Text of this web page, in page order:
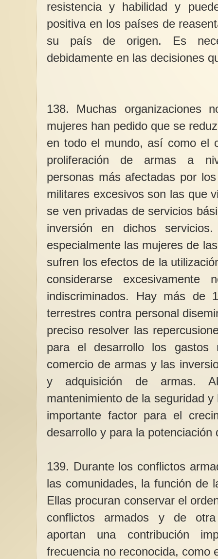
resistencia y habilidad y
positiva en los países de
su país de origen. Es
debidamente en las decisiones
138. Muchas organizaciones
mujeres han pedido que se
en todo el mundo, así como el
proliferación de armas a
personas más afectadas por
militares excesivos son las que
se ven privadas de servicios
inversión en dichos
especialmente las mujeres de
sufren los efectos de la
considerarse
indiscriminados. Hay más de
terrestres contra personal
preciso resolver las
para el desarrollo los gastos
comercio de armas y las
y adquisición de armas.
mantenimiento de la seguridad
importante factor para el
desarrollo y para la potenciación
139. Durante los conflictos
las comunidades, la función de
Ellas procuran conservar el
conflictos armados y de
aportan una contribución
frecuencia no reconocida, como